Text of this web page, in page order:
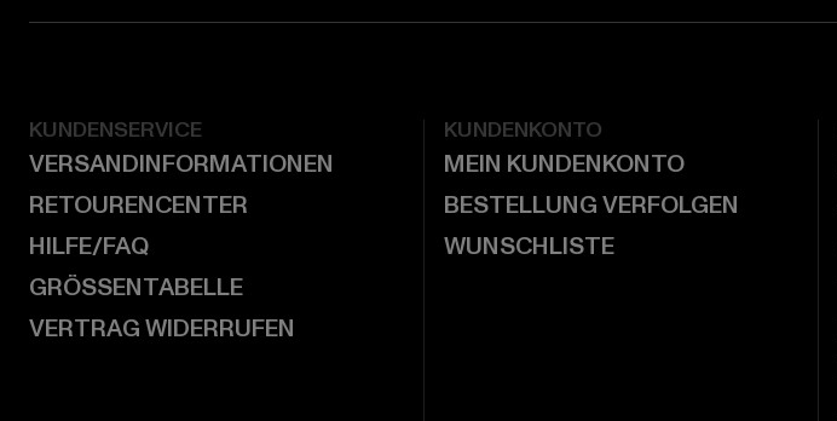
KUNDENSERVICE
VERSANDINFORMATIONEN
RETOURENCENTER
HILFE/FAQ
GRÖSSENTABELLE
VERTRAG WIDERRUFEN
KUNDENKONTO
MEIN KUNDENKONTO
BESTELLUNG VERFOLGEN
WUNSCHLISTE